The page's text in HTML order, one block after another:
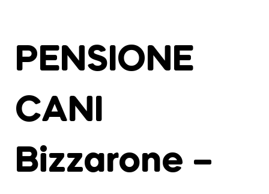
PENSIONE
CANI
Bizzarone –